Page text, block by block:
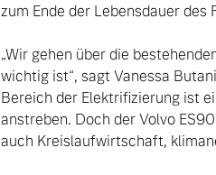
zum Ende der Lebensdauer des
„Wir gehen über die
wichtig ist“, sagt Vanessa
Bereich der Elektrifizierung ist
anstreben. Doch der Volvo
auch Kreislaufwirtschaft,